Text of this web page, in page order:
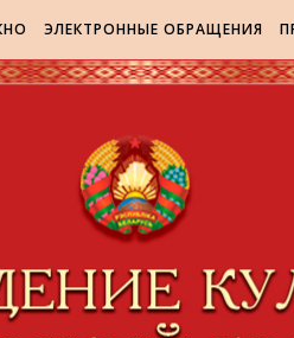
ЭЛЕКТРОННЫЕ ОБРАЩЕНИЯ